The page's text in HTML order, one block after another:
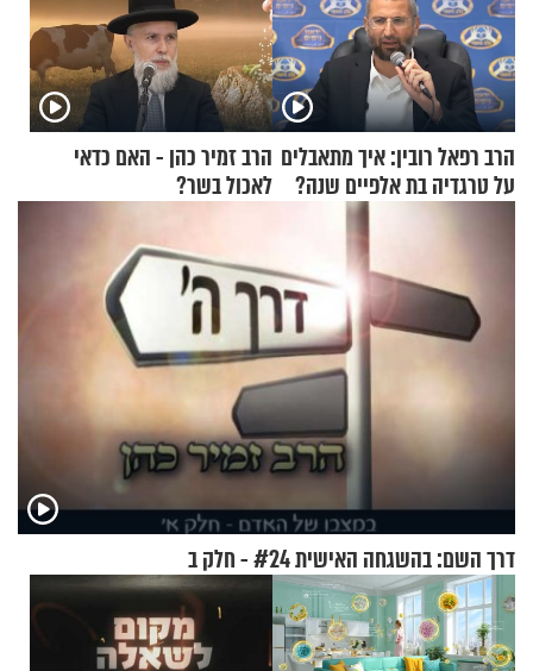
הרב רפאל רובין: איך מתאבלים
על טרגדיה בת אלפיים שנה?
הרב זמיר כהן - האם כדאי
לאכול בשר?
דרך השם: בהשגחה האישית #24 - חלק ב